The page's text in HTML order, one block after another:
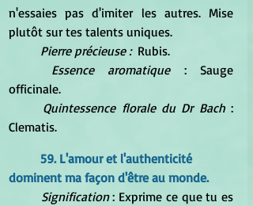
n'essaies pas d'imiter les autres. Mise
plutôt sur tes talents uniques.
Pierre précieuse : Rubis.
Essence aromatique : Sauge
officinale.
Quintessence florale du Dr Bach :
Clematis.
59. L'amour et l'authenticité
dominent ma façon d'être au monde.
Signification : Exprime ce que tu es